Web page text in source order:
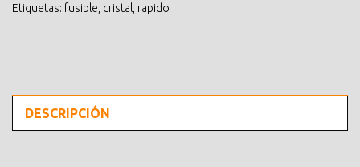
Etiquetas: fusible cristal rapido
DESCRIPCIÓN